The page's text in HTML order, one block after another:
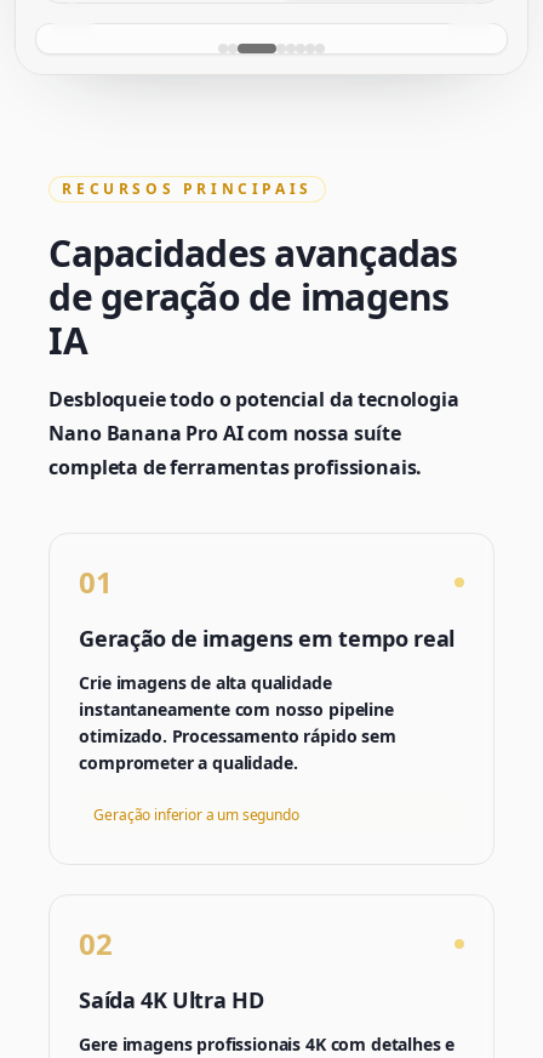
RECURSOS PRINCIPAIS
Capacidades avançadas
de geração de imagens
IA
Desbloqueie todo o potencial da tecnologia
Nano Banana Pro AI com nossa suíte
completa de ferramentas profissionais.
01
Geração de imagens em tempo real
Crie imagens de alta qualidade
instantaneamente com nosso pipeline
otimizado. Processamento rápido sem
comprometer a qualidade.
Geração inferior a um segundo
02
Saída 4K Ultra HD
Gere imagens profissionais 4K com detalhes e